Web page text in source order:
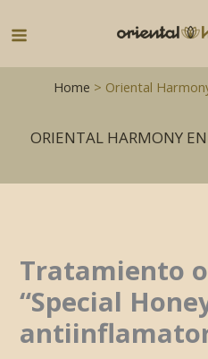
Main
MenuHome > Oriental
ORIENTAL HARMONY
Tratamiento
“Special